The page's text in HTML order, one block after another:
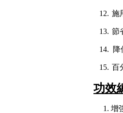
施
節
降
百
功效
增